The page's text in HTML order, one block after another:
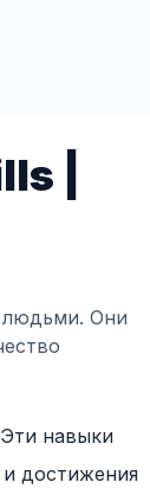
|
людьми. Они
навыки
достижения